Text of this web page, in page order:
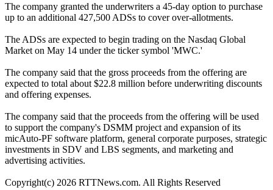
The company granted the underwriters a 45-day option to purchase
up to an additional 427,500 ADSs to cover over-allotments.
The ADSs are expected to begin trading on the Nasdaq Global
Market on May 14 under the ticker symbol 'MWC.'
The company said that the gross proceeds from the offering are
expected to total about $22.8 million before underwriting discounts
and offering expenses.
The company said that the proceeds from the offering will be used
to support the company's DSMM project and expansion of its
micAuto-PF software platform, general corporate purposes, strategic
investments in SDV and LBS segments, and marketing and
advertising activities.
Copyright(c) 2026 RTTNews.com. All Rights Reserved